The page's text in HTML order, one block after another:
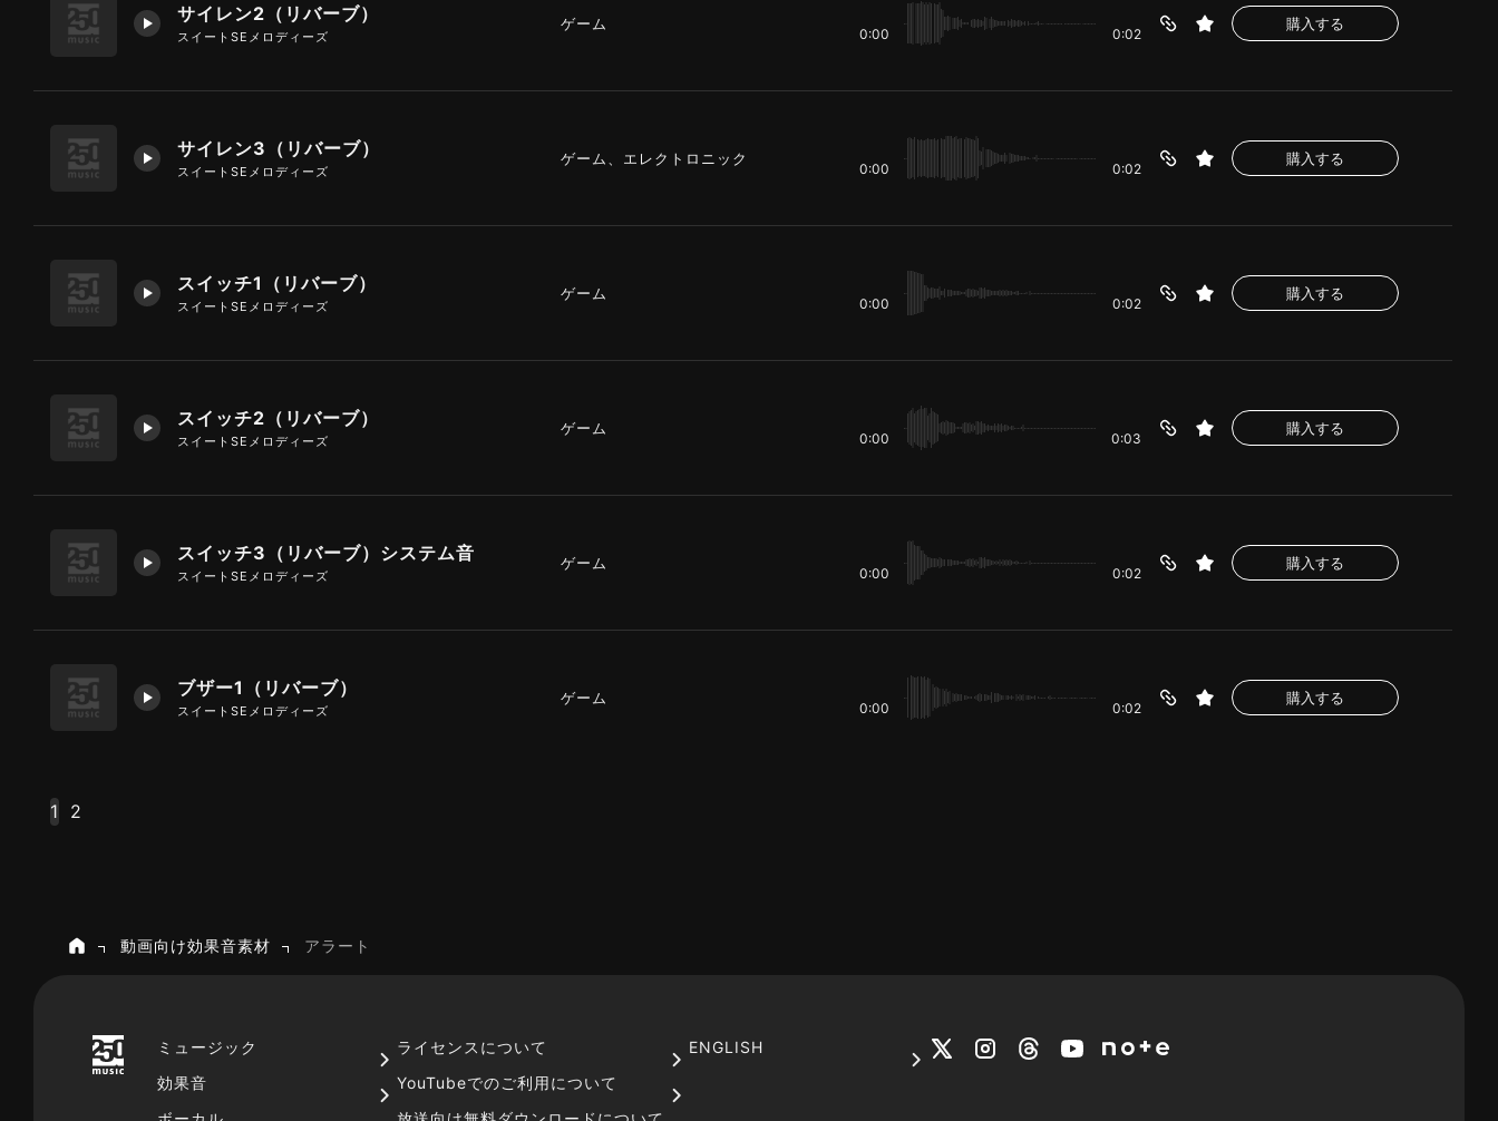
サイレン2（リバーブ）
スイートSEメロディーズ
ゲーム
0:00 0:02
購入する
サイレン3（リバーブ）
スイートSEメロディーズ
ゲーム、エレクトロニック
0:00 0:02
購入する
スイッチ1（リバーブ）
スイートSEメロディーズ
ゲーム
0:00 0:02
購入する
スイッチ2（リバーブ）
スイートSEメロディーズ
ゲーム
0:00 0:03
購入する
スイッチ3（リバーブ）システム音
スイートSEメロディーズ
ゲーム
0:00 0:02
購入する
ブザー1（リバーブ）
スイートSEメロディーズ
ゲーム
0:00 0:02
購入する
1 2
ホーム動画向け効果音素材 アラート
ミュージック
効果音
ライセンスについて
YouTubeでのご利用について
ENGLISH